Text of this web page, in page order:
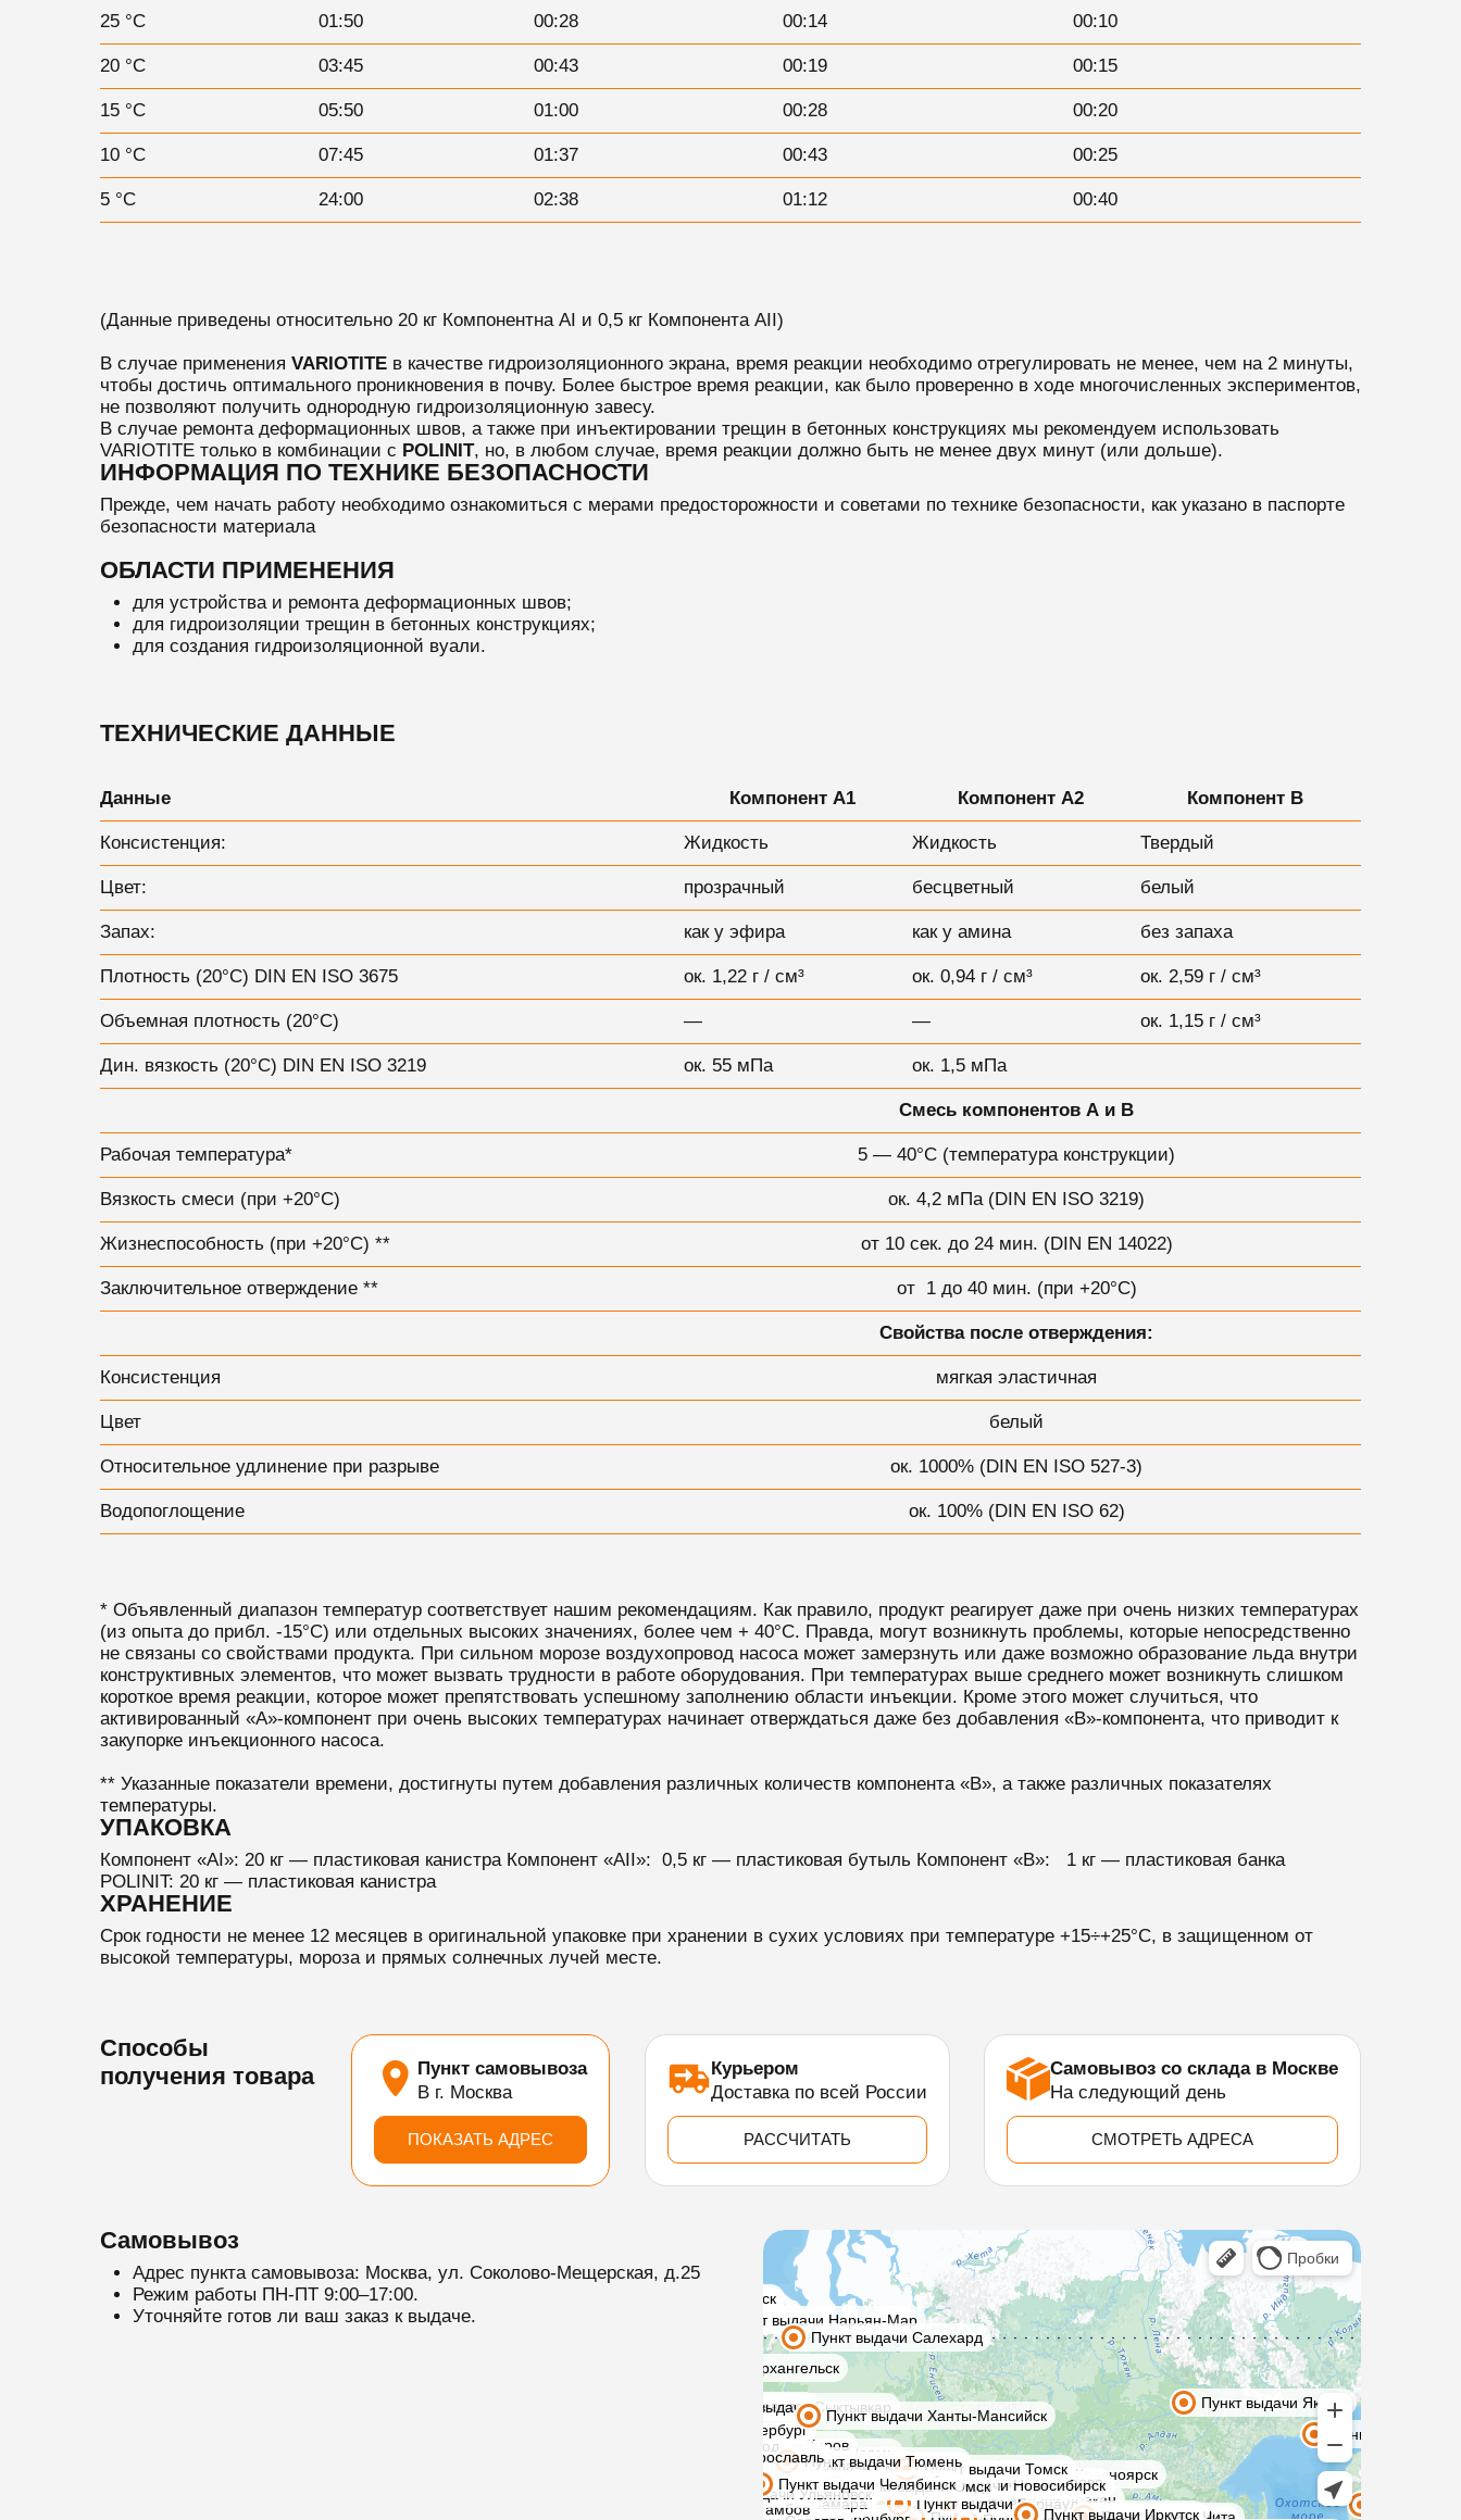
25 °C 01:50 00:28 00:14 00:10
20 °C 03:45 00:43 00:19 00:15
15 °C 05:50 01:00 00:28 00:20
10 °C 07:45 01:37 00:43 00:25
5 °C 24:00 02:38 01:12 00:40
(Данные приведены относительно 20 кг Компонентна AI и 0,5 кг Компонента AII)
В случае применения VARIOTITE в качестве гидроизоляционного экрана, время реакции необходимо отрегулировать не менее, чем на 2 минуты,
чтобы достичь оптимального проникновения в почву. Более быстрое время реакции, как было проверенно в ходе многочисленных экспериментов,
не позволяют получить однородную гидроизоляционную завесу.
В случае ремонта деформационных швов, а также при инъектировании трещин в бетонных конструкциях мы рекомендуем использовать
VARIOTITE только в комбинации с POLINIT, но, в любом случае, время реакции должно быть не менее двух минут (или дольше).
ИНФОРМАЦИЯ ПО ТЕХНИКЕ БЕЗОПАСНОСТИ
Прежде, чем начать работу необходимо ознакомиться с мерами предосторожности и советами по технике безопасности, как указано в паспорте
безопасности материала
ОБЛАСТИ ПРИМЕНЕНИЯ
для устройства и ремонта деформационных швов;
для гидроизоляции трещин в бетонных конструкциях;
для создания гидроизоляционной вуали.
ТЕХНИЧЕСКИЕ ДАННЫЕ
Данные Компонент А1 Компонент А2 Компонент B
Консистенция: Жидкость Жидкость Твердый
Цвет: прозрачный бесцветный белый
Запах: как у эфира как у амина без запаха
Плотность (20°С) DIN EN ISO 3675 ок. 1,22 г / см³ ок. 0,94 г / см³ ок. 2,59 г / см³
Объемная плотность (20°С) — — ок. 1,15 г / см³
Дин. вязкость (20°С) DIN EN ISO 3219 ок. 55 мПа ок. 1,5 мПа
Смесь компонентов А и B
Рабочая температура* 5 — 40°C (температура конструкции)
Вязкость смеси (при +20°С) ок. 4,2 мПа (DIN EN ISO 3219)
Жизнеспособность (при +20°С) ** от 10 сек. до 24 мин. (DIN EN 14022)
Заключительное отверждение ** от 1 до 40 мин. (при +20°С)
Свойства после отверждения:
Консистенция мягкая эластичная
Цвет белый
Относительное удлинение при разрыве ок. 1000% (DIN EN ISO 527-3)
Водопоглощение ок. 100% (DIN EN ISO 62)
* Объявленный диапазон температур соответствует нашим рекомендациям. Как правило, продукт реагирует даже при очень низких температурах
(из опыта до прибл. -15°C) или отдельных высоких значениях, более чем + 40°С. Правда, могут возникнуть проблемы, которые непосредственно
не связаны со свойствами продукта. При сильном морозе воздухопровод насоса может замерзнуть или даже возможно образование льда внутри
конструктивных элементов, что может вызвать трудности в работе оборудования. При температурах выше среднего может возникнуть слишком
короткое время реакции, которое может препятствовать успешному заполнению области инъекции. Кроме этого может случиться, что
активированный «А»-компонент при очень высоких температурах начинает отверждаться даже без добавления «B»-компонента, что приводит к
закупорке инъекционного насоса.
** Указанные показатели времени, достигнуты путем добавления различных количеств компонента «В», а также различных показателях
температуры.
УПАКОВКА
Компонент «AI»: 20 кг — пластиковая канистра Компонент «AII»: 0,5 кг — пластиковая бутыль Компонент «B»: 1 кг — пластиковая банка
POLINIT: 20 кг — пластиковая канистра
ХРАНЕНИЕ
Срок годности не менее 12 месяцев в оригинальной упаковке при хранении в сухих условиях при температуре +15÷+25°С, в защищенном от
высокой температуры, мороза и прямых солнечных лучей месте.
Способы
получения товара
Пункт самовывоза
В г. Москва
ПОКАЗАТЬ АДРЕС
Курьером
Доставка по всей России
РАССЧИТАТЬ
Самовывоз со склада в Москве
На следующий день
СМОТРЕТЬ АДРЕСА
Самовывоз
Адрес пункта самовывоза: Москва, ул. Соколово-Мещерская, д.25
Режим работы ПН-ПТ 9:00–17:00.
Уточняйте готов ли ваш заказ к выдаче.